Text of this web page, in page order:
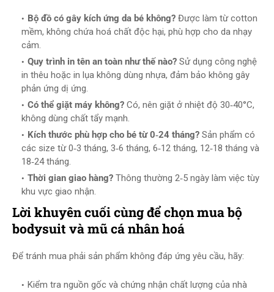
Bộ đồ có gây kích ứng da bé không? Được làm từ cotton
mềm, không chứa hoá chất độc hại, phù hợp cho da nhạy
cảm.
Quy trình in tên an toàn như thế nào? Sử dụng công nghệ
in thêu hoặc in lụa không dùng nhựa, đảm bảo không gây
phản ứng dị ứng.
Có thể giặt máy không? Có, nên giặt ở nhiệt độ 30‑40°C,
không dùng chất tẩy mạnh.
Kích thước phù hợp cho bé từ 0‑24 tháng? Sản phẩm có
các size từ 0‑3 tháng, 3‑6 tháng, 6‑12 tháng, 12‑18 tháng và
18‑24 tháng.
Thời gian giao hàng? Thông thường 2‑5 ngày làm việc tùy
khu vực giao nhận.
Lời khuyên cuối cùng để chọn mua bộ
bodysuit và mũ cá nhân hoá
Để tránh mua phải sản phẩm không đáp ứng yêu cầu, hãy:
Kiểm tra nguồn gốc và chứng nhận chất lượng của nhà